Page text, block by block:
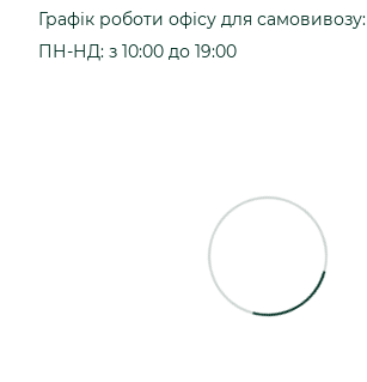
Графік роботи офісу для самовивозу:
ПН-НД: з 10:00 до 19:00